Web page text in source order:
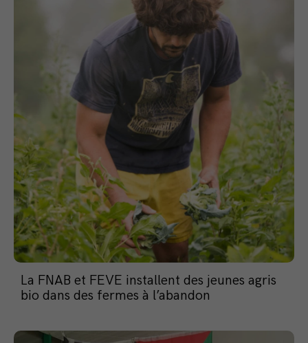
La FNAB et FEVE installent des jeunes agris
bio dans des fermes à l’abandon